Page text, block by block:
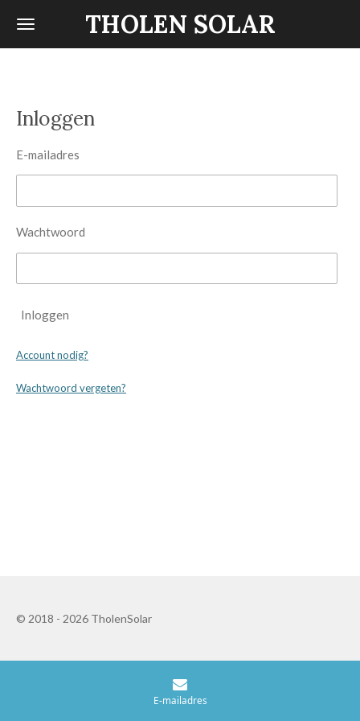
Ga
THOLEN SOLAR
Inloggen
E-mailadres
Wachtwoord
Inloggen
Account nodig?
Wachtwoord vergeten?
© 2018 - 2026 TholenSolar
E-mailadres